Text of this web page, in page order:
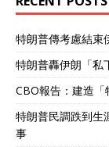
特朗普傳考慮結
特朗普轟伊朗「
CBO報告：建造
特朗普民調跌到生
事